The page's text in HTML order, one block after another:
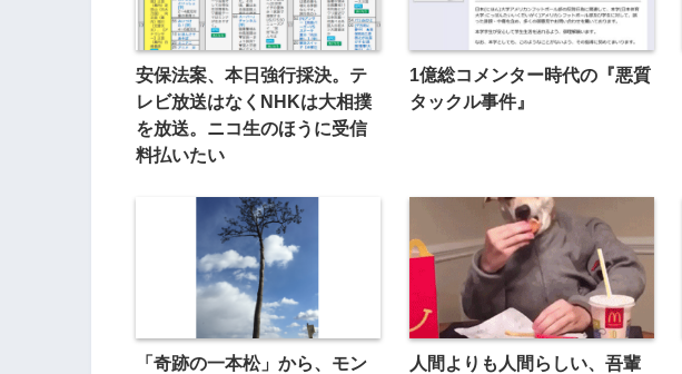
安保法案、本日強行採決。テ
レビ放送はなくNHKは大相撲
を放送。ニコ生のほうに受信
料払いたい
1億総コメンター時代の『悪質
タックル事件』
「奇跡の一本松」から、モン
人間よりも人間らしい、吾輩